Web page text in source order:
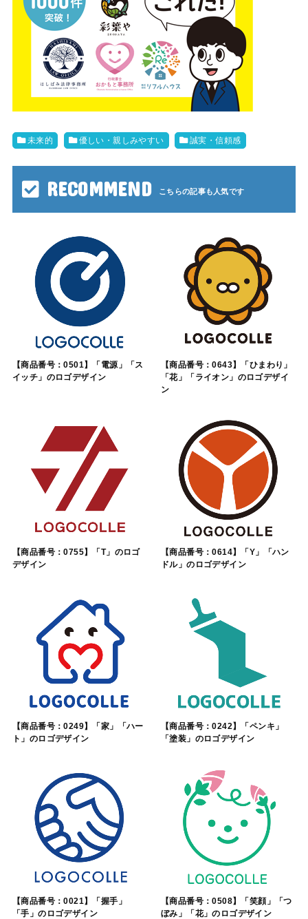
未来的 優しい・親しみやすい 誠実・信頼感
RECOMMEND
【商品番号：0501】「電源」「ス
イッチ」のロゴデザイン
【商品番号：0643】「ひまわり」
「花」「ライオン」のロゴデザイ
ン
【商品番号：0755】「T」のロゴ
デザイン
【商品番号：0614】「Y」「ハン
ドル」のロゴデザイン
【商品番号：0249】「家」「ハー
ト」のロゴデザイン
【商品番号：0242】「ペンキ」
「塗装」のロゴデザイン
【商品番号：0021】「握手」
「手」のロゴデザイン
【商品番号：0508】「笑顔」「つ
ぼみ」「花」のロゴデザイン